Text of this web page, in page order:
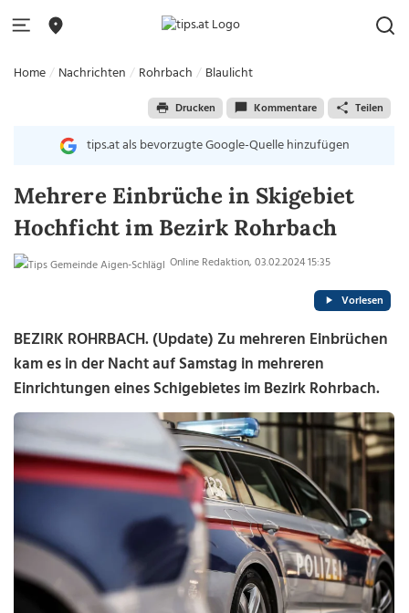
Home Nachrichten Rohrbach Blaulicht
Drucken Kommentare Teilen
tips.at als bevorzugte Google-Quelle hinzufügen
Mehrere Einbrüche in Skigebiet
Hochficht im Bezirk Rohrbach
Online Redaktion, 03.02.2024 15:35
Vorlesen
BEZIRK ROHRBACH. (Update) Zu mehreren Einbrüchen
kam es in der Nacht auf Samstag in mehreren
Einrichtungen eines Schigebietes im Bezirk Rohrbach.